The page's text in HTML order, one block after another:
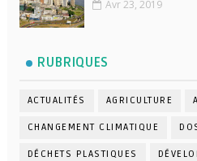
Avr 23, 2019
RUBRIQUES
ACTUALITÉS AGRICULTURE
CHANGEMENT CLIMATIQUE
DÉCHETS PLASTIQUES